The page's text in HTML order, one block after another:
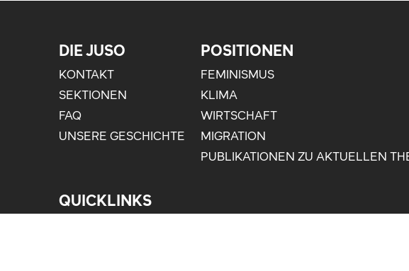
DIE JUSO
KONTAKT
SEKTIONEN
FAQ
UNSERE GESCHICHTE
POSITIONEN
FEMINISMUS
KLIMA
WIRTSCHAFT
MIGRATION
PUBLIKATIONEN ZU AKTUELLEN
QUICKLINKS